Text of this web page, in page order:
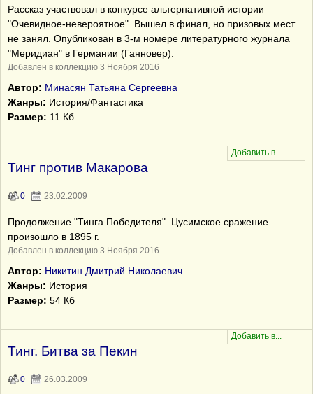
Рассказ участвовал в конкурсе альтернативной истории
"Очевидное-невероятное". Вышел в финал, но призовых мест
не занял. Опубликован в 3-м номере литературного журнала
"Меридиан" в Германии (Ганновер).
Добавлен в коллекцию 3 Ноября 2016
Автор: Минасян Татьяна Сергеевна
Жанры: История/Фантастика
Размер: 11 Кб
Тинг против Макарова
0 23.02.2009
Продолжение "Тинга Победителя". Цусимское сражение
произошло в 1895 г.
Добавлен в коллекцию 3 Ноября 2016
Автор: Никитин Дмитрий Николаевич
Жанры: История
Размер: 54 Кб
Тинг. Битва за Пекин
0 26.03.2009